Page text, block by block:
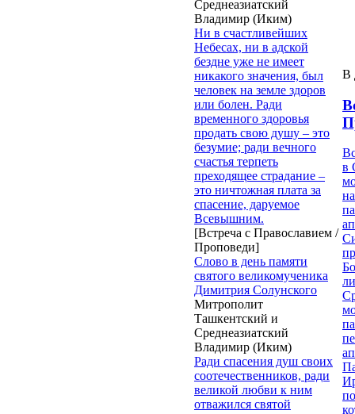
Среднеазиатский
Владимир (Иким)
Ни в счастливейших
Небесах, ни в адской
бездне уже не имеет
никакого значения, был
человек на земле здоров
или болен. Ради
временного здоровья
продать свою душу – это
безумие; ради вечного
счастья терпеть
преходящее страдание –
это ничтожная плата за
спасение, даруемое
Всевышним.
[Встреча с Православием /
Проповеди]
Слово в день памяти
святого великомученика
Димитрия Солунского
Митрополит
Ташкентский и
Среднеазиатский
Владимир (Иким)
Ради спасения душ своих
соотечественников, ради
великой любви к ним
отважился святой
В
в